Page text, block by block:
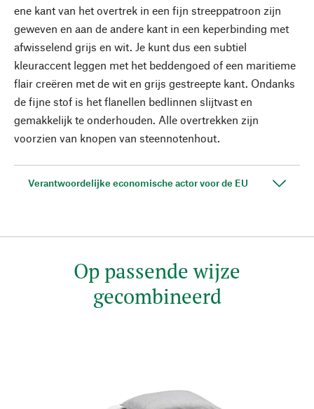
ene kant van het overtrek in een fijn streeppatroon zijn
geweven en aan de andere kant in een keperbinding met
afwisselend grijs en wit. Je kunt dus een subtiel
kleuraccent leggen met het beddengoed of een maritieme
flair creëren met de wit en grijs gestreepte kant. Ondanks
de fijne stof is het flanellen bedlinnen slijtvast en
gemakkelijk te onderhouden. Alle overtrekken zijn
voorzien van knopen van steennotenhout.
Verantwoordelijke economische actor voor de EU
Op passende wijze
gecombineerd